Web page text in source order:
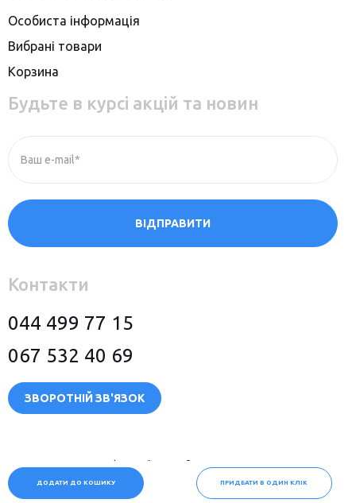
ДОДАТИ ДО КОШИКУ ПРИДБАТИ В ОДИН КЛІК
Особиста інформація
Вибрані товари
Корзина
Будьте в курсі акцій та новин
Ваш e-mail*
ВІДПРАВИТИ
Контакти
044 499 77 15
067 532 40 69
ЗВОРОТНІЙ ЗВ'ЯЗОК
Сайт розробили: megasite.